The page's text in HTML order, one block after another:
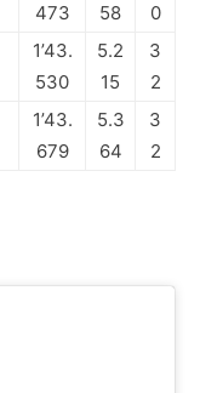
473
58
0
1’43.
530
5.2
15
3
2
1’43.
679
5.3
64
3
2